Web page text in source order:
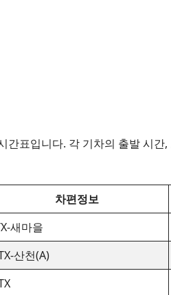
표입니다. 각 기차의 출발 시간
차편정보
새마을
산천(A)